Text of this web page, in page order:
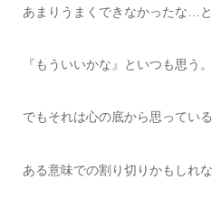
あまりうまくできなかったな…と
『もういいかな』といつも思う。
でもそれは心の底から思ってい
ある意味での割り切りかもしれな